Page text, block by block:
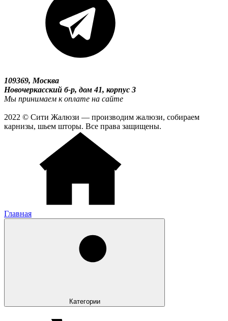
109369, Москва
Новочеркасский б-р, дом 41, корпус 3
Мы принимаем к оплате на сайте
2022 © Сити Жалюзи — производим жалюзи, собираем
карнизы, шьем шторы. Все права защищены.
Главная
Категории